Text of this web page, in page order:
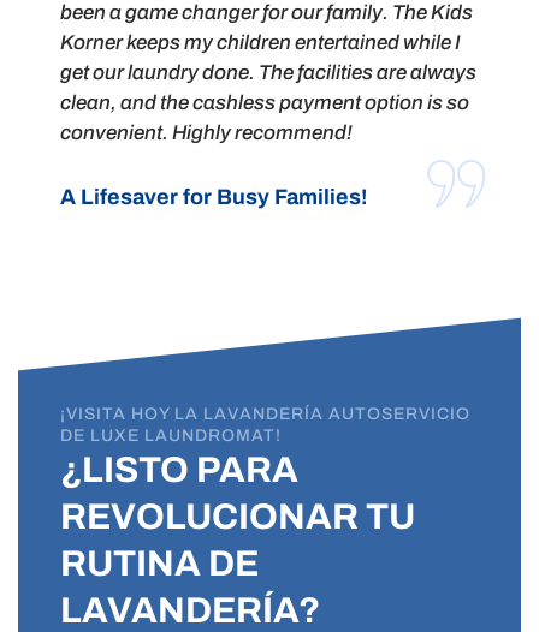
been a game changer for our family. The Kids
Korner keeps my children entertained while I
get our laundry done. The facilities are always
clean, and the cashless payment option is so
convenient. Highly recommend!
A Lifesaver for Busy Families!
¡VISITA HOY LA LAVANDERÍA AUTOSERVICIO
DE LUXE LAUNDROMAT!
¿LISTO PARA
REVOLUCIONAR TU
RUTINA DE
LAVANDERÍA?